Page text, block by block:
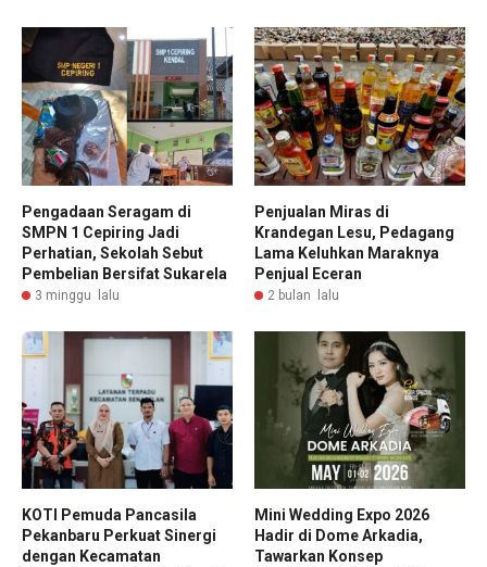
Pengadaan Seragam di
SMPN 1 Cepiring Jadi
Perhatian, Sekolah Sebut
Pembelian Bersifat Sukarela
3 minggu lalu
Penjualan Miras di
Krandegan Lesu, Pedagang
Lama Keluhkan Maraknya
Penjual Eceran
2 bulan lalu
KOTI Pemuda Pancasila
Pekanbaru Perkuat Sinergi
dengan Kecamatan
Mini Wedding Expo 2026
Hadir di Dome Arkadia,
Tawarkan Konsep